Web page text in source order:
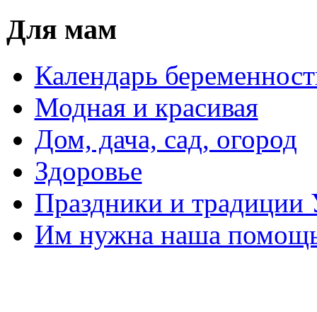
Для мам
Календарь
Модная и красивая
Дом, дача, сад, огород
Здоровье
Праздники и традиции
Им нужна наша